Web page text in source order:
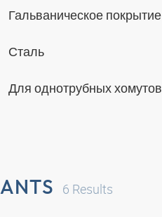
Гальваническое покрытие
Сталь
Для однотрубных хомутов
6 Results